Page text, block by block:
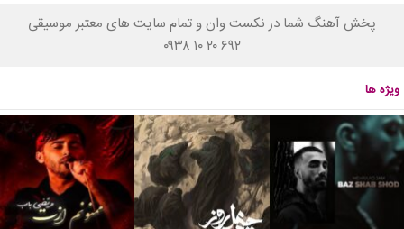
پخش آهنگ شما در نکست وان و تمام سایت های معتبر موسیقی
۰۹۳۸ ۱۰ ۲۰ ۶۹۲
ویژه ها